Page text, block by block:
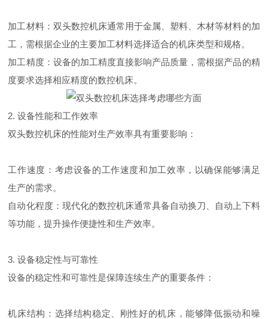
加工材料：双头数控机床通常用于金属、塑料、木材等材料的加
工，需根据企业的主要加工材料选择适合的机床类型和规格。
加工精度：设备的加工精度直接影响产品质量，需根据产品的精
度要求选择相应精度的数控机床。
2. 设备性能和工作效率
双头数控机床的性能对生产效率具有重要影响：
工作速度：考虑设备的工作速度和加工效率，以确保能够满足
生产的需求。
自动化程度：现代化的数控机床通常具备自动换刀、自动上下料
等功能，提升操作便捷性和生产效率。
3. 设备稳定性与可靠性
设备的稳定性和可靠性是保障连续生产的重要条件：
机床结构：选择结构稳定、刚性好的机床，能够降低振动和噪